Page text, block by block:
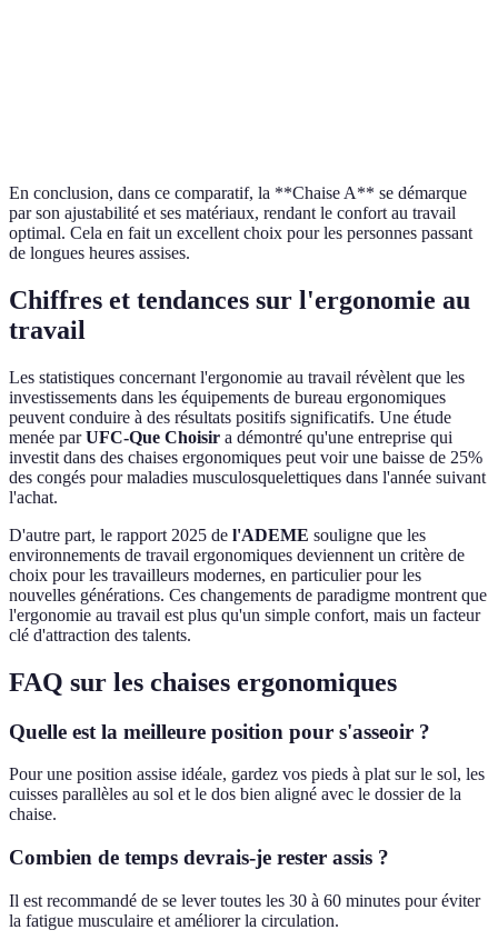
En conclusion, dans ce comparatif, la **Chaise A** se démarque
par son ajustabilité et ses matériaux, rendant le confort au travail
optimal. Cela en fait un excellent choix pour les personnes passant
de longues heures assises.
Chiffres et tendances sur l'ergonomie au
travail
Les statistiques concernant l'ergonomie au travail révèlent que les
investissements dans les équipements de bureau ergonomiques
peuvent conduire à des résultats positifs significatifs. Une étude
menée parUFC-Que Choisir a démontré qu'une entreprise qui
investit dans des chaises ergonomiques peut voir une baisse de 25%
des congés pour maladies musculosquelettiques dans l'année suivant
l'achat.
D'autre part, le rapport 2025 de l'ADEME souligne que les
environnements de travail ergonomiques deviennent un critère de
choix pour les travailleurs modernes, en particulier pour les
nouvelles générations. Ces changements de paradigme montrent que
l'ergonomie au travail est plus qu'un simple confort, mais un facteur
clé d'attraction des talents.
FAQ sur les chaises ergonomiques
Quelle est la meilleure position pour s'asseoir ?
Pour une position assise idéale, gardez vos pieds à plat sur le sol, les
cuisses parallèles au sol et le dos bien aligné avec le dossier de la
chaise.
Combien de temps devrais-je rester assis ?
Il est recommandé de se lever toutes les 30 à 60 minutes pour éviter
la fatigue musculaire et améliorer la circulation.